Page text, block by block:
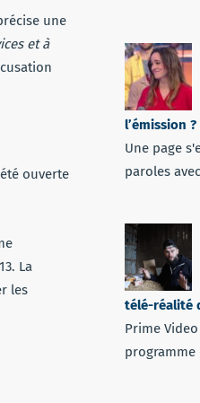
une
et à
ouverte
La
les
l’émission ?
Une page
paroles
télé-réalité
Prime